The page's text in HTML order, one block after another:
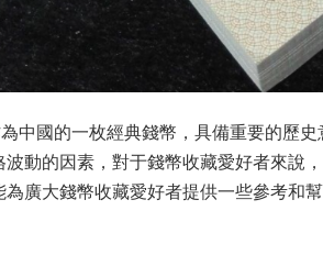
作為中國的一枚經典錢幣，具備重要的
動的因素，對于錢幣收藏愛好者來
能為廣大錢幣收藏愛好者提供一些參考和